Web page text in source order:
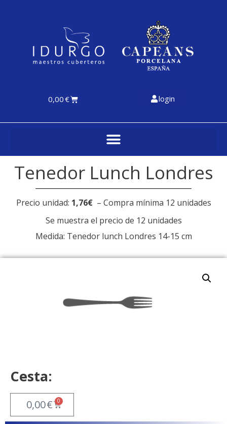
0,00€ login
Tenedor Lunch Londres
Precio unidad: 1,76€ – Compra mínima 12 unidades
Se muestra el precio de 12 unidades
Medida: Tenedor lunch Londres 14-15 cm
Cesta:
0,00€ 0